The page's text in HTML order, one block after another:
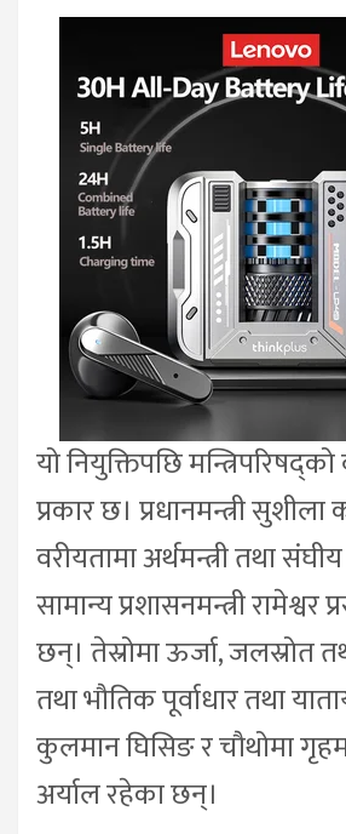
यो नियुक्तिपछि
प्रकार छ। प्रधानमन्त्री सुशीला
वरीयतामा अर्थमन्त्री तथा
सामान्य प्रशासनमन्त्री रामेश्वर
छन्। तेस्रोमा ऊर्जा, जलस्रोत
तथा भौतिक पूर्वाधार तथा
कुलमान घिसिङ र चौथोमा
अर्याल रहेका छन्।